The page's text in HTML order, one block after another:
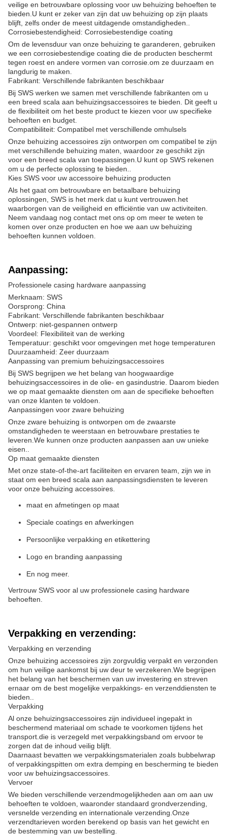
veilige en betrouwbare oplossing voor uw behuizing behoeften te
bieden.U kunt er zeker van zijn dat uw behuizing op zijn plaats
blijft, zelfs onder de meest uitdagende omstandigheden..
Corrosiebestendigheid: Corrosiebestendige coating
Om de levensduur van onze behuizing te garanderen, gebruiken
we een corrosiebestendige coating die de producten beschermt
tegen roest en andere vormen van corrosie.om ze duurzaam en
langdurig te maken.
Fabrikant: Verschillende fabrikanten beschikbaar
Bij SWS werken we samen met verschillende fabrikanten om u
een breed scala aan behuizingsaccessoires te bieden. Dit geeft u
de flexibiliteit om het beste product te kiezen voor uw specifieke
behoeften en budget.
Compatibiliteit: Compatibel met verschillende omhulsels
Onze behuizing accessoires zijn ontworpen om compatibel te zijn
met verschillende behuizing maten, waardoor ze geschikt zijn
voor een breed scala van toepassingen.U kunt op SWS rekenen
om u de perfecte oplossing te bieden..
Kies SWS voor uw accessoire behuizing producten
Als het gaat om betrouwbare en betaalbare behuizing
oplossingen, SWS is het merk dat u kunt vertrouwen.het
waarborgen van de veiligheid en efficiëntie van uw activiteiten.
Neem vandaag nog contact met ons op om meer te weten te
komen over onze producten en hoe we aan uw behuizing
behoeften kunnen voldoen.
Aanpassing:
Professionele casing hardware aanpassing
Merknaam: SWS
Oorsprong: China
Fabrikant: Verschillende fabrikanten beschikbaar
Ontwerp: niet-gespannen ontwerp
Voordeel: Flexibiliteit van de werking
Temperatuur: geschikt voor omgevingen met hoge temperaturen
Duurzaamheid: Zeer duurzaam
Aanpassing van premium behuizingsaccessoires
Bij SWS begrijpen we het belang van hoogwaardige
behuizingsaccessoires in de olie- en gasindustrie. Daarom bieden
we op maat gemaakte diensten om aan de specifieke behoeften
van onze klanten te voldoen.
Aanpassingen voor zware behuizing
Onze zware behuizing is ontworpen om de zwaarste
omstandigheden te weerstaan en betrouwbare prestaties te
leveren.We kunnen onze producten aanpassen aan uw unieke
eisen..
Op maat gemaakte diensten
Met onze state-of-the-art faciliteiten en ervaren team, zijn we in
staat om een breed scala aan aanpassingsdiensten te leveren
voor onze behuizing accessoires.
maat en afmetingen op maat
Speciale coatings en afwerkingen
Persoonlijke verpakking en etikettering
Logo en branding aanpassing
En nog meer.
Vertrouw SWS voor al uw professionele casing hardware
behoeften.
Verpakking en verzending:
Verpakking en verzending
Onze behuizing accessoires zijn zorgvuldig verpakt en verzonden
om hun veilige aankomst bij uw deur te verzekeren.We begrijpen
het belang van het beschermen van uw investering en streven
ernaar om de best mogelijke verpakkings- en verzenddiensten te
bieden..
Verpakking
Al onze behuizingsaccessoires zijn individueel ingepakt in
beschermend materiaal om schade te voorkomen tijdens het
transport.die is verzegeld met verpakkingsband om ervoor te
zorgen dat de inhoud veilig blijft.
Daarnaast bevatten we verpakkingsmaterialen zoals bubbelwrap
of verpakkingspitten om extra demping en bescherming te bieden
voor uw behuizingsaccessoires.
Vervoer
We bieden verschillende verzendmogelijkheden aan om aan uw
behoeften te voldoen, waaronder standaard grondverzending,
versnelde verzending en internationale verzending.Onze
verzendtarieven worden berekend op basis van het gewicht en
de bestemming van uw bestelling.